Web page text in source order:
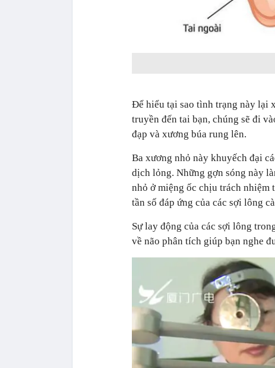
Để hiểu tại sao tình trạng này lại
truyền đến tai bạn, chúng sẽ đi
đạp và xương búa rung lên.
Ba xương nhỏ này khuyếch đại
dịch lỏng. Những gợn sóng này
nhỏ ở miệng ốc chịu trách nhiệm
tần số đáp ứng của các sợi lông
Sự lay động của các sợi lông
về não phân tích giúp bạn nghe